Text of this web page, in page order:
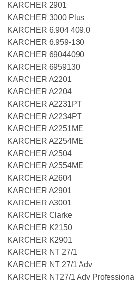
KARCHER 2901
KARCHER 3000 Plus
KARCHER 6.904 409.0
KARCHER 6.959-130
KARCHER 69044090
KARCHER 6959130
KARCHER A2201
KARCHER A2204
KARCHER A2231PT
KARCHER A2234PT
KARCHER A2251ME
KARCHER A2254ME
KARCHER A2504
KARCHER A2554ME
KARCHER A2604
KARCHER A2901
KARCHER A3001
KARCHER Clarke
KARCHER K2150
KARCHER K2901
KARCHER NT 27/1
KARCHER NT 27/1 Adv
KARCHER NT27/1 Adv Professional